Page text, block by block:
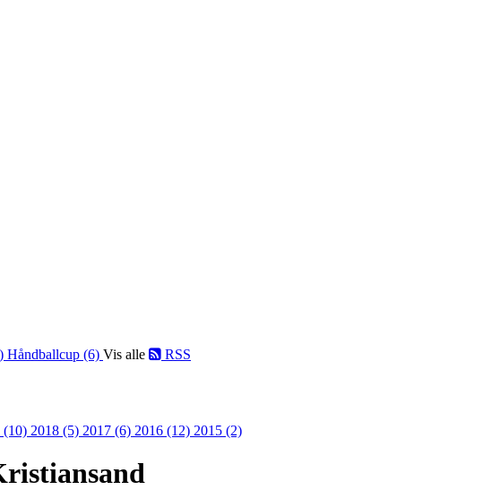
Håndballcup (6) Vis alle RSS
(10) 2018 (5) 2017 (6) 2016 (12) 2015 (2)